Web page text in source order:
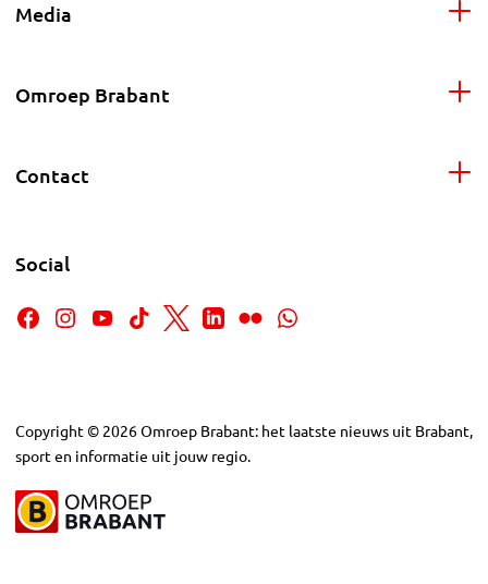
Media
Omroep Brabant
Contact
Social
Copyright © 2026Omroep Brabant: het laatste nieuws uit Brabant,
sport en informatie uit jouw regio.